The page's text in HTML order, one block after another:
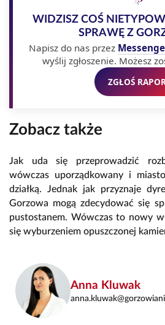
WIDZISZ COŚ
SPRAWĘ Z
Napisz do nas przez
wyślij zgłoszenie. Możesz
ZGŁOŚ
Zobacz także
Jak uda się przeprowadzić
wówczas uporządkowany i
działką. Jednak jak przyznaje
Gorzowa mogą zdecydować się
pustostanem. Wówczas to nowy
się wyburzeniem opuszczonej
Anna Kluwak